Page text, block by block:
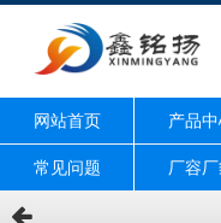
网站首页 产品
常见问题 厂容厂